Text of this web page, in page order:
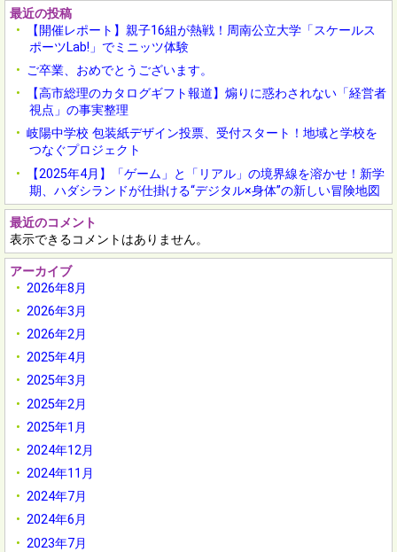
最近の投稿
【開催レポート】親子16組が熱戦！周南公立大学「スケールス
ポーツLab!」でミニッツ体験
ご卒業、おめでとうございます。
【高市総理のカタログギフト報道】煽りに惑わされない「経営者
視点」の事実整理
岐陽中学校 包装紙デザイン投票、受付スタート！地域と学校を
つなぐプロジェクト
【2025年4月】「ゲーム」と「リアル」の境界線を溶かせ！新学
期、ハダシランドが仕掛ける“デジタル×身体”の新しい冒険地図
最近のコメント
表示できるコメントはありません。
アーカイブ
2026年8月
2026年3月
2026年2月
2025年4月
2025年3月
2025年2月
2025年1月
2024年12月
2024年11月
2024年7月
2024年6月
2023年7月